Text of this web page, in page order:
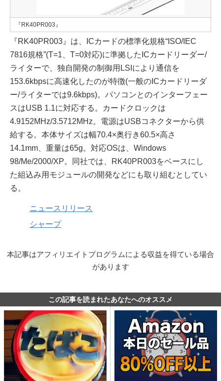
『RK40PR003』
『RK40PR003』は、ICカードの標準化規格“ISO/IEC
7816規格”(T=1、T=0対応)に準拠したICカードリーダー/
ライターで、独自開発の制御用LSIにより通信を
153.6kbpsに高速化したのが特徴(一般のICカードリーダ
ー/ライターでは9.6kbps)。パソコンとのインターフェー
スはUSB 1.1に対応する。カードクロックは
4.9152MHz/3.5712MHz。電源はUSBコネクターから供
給する。本体サイズは幅70.4×奥行き60.5×高さ
14.1mm、重量は65g。対応OSは、Windows
98/Me/2000/XP。同社では、RK40PR003をベースにし
た組込み用モジュールの開発などにも取り組むとしてい
る。
ニュースリリース
シャープ
本記事はアフィリエイトプログラムによる収益を得ている場合
があります
この記事を読まれたあなたへのオススメ